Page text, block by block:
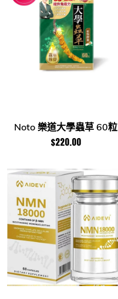
Noto 樂道大學蟲草 60粒
$220.00